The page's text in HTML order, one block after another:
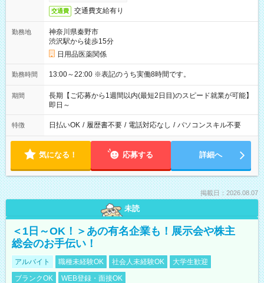
交通費 交通費支給有り
勤務地
神奈川県秦野市
渋沢駅から徒歩15分
日用品医薬関係
勤務時間 13:00～22:00 ※表記のうち実働8時間です。
期間
長期【ご応募から1週間以内(最短2日目)のスピード就業が可能】
即日～
特徴 日払いOK / 履歴書不要 / 電話対応なし / パソコンスキル不要
気になる！ 応募する 詳細へ
掲載日：2026.08.07
未読
＜1日～OK！＞あの有名企業も！展示会や株主
総会のお手伝い！
アルバイト 職種未経験OK 社会人未経験OK
大学生歓迎
ブランクOK
WEB登録・面接OK